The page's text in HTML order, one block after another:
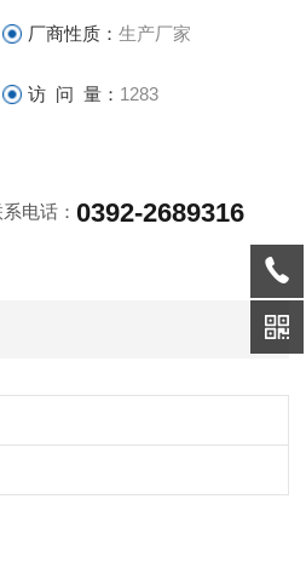
厂商性质： 生产厂家
访 问 量： 1283
系电话：0392-2689316